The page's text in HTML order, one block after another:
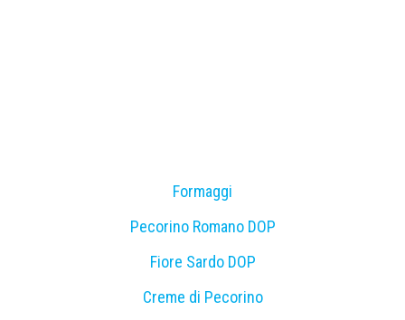
Formaggi
Pecorino Romano DOP
Fiore Sardo DOP
Creme di Pecorino